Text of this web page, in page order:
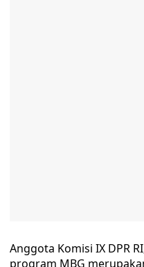
Anggota Komisi IX DPR
program MBG